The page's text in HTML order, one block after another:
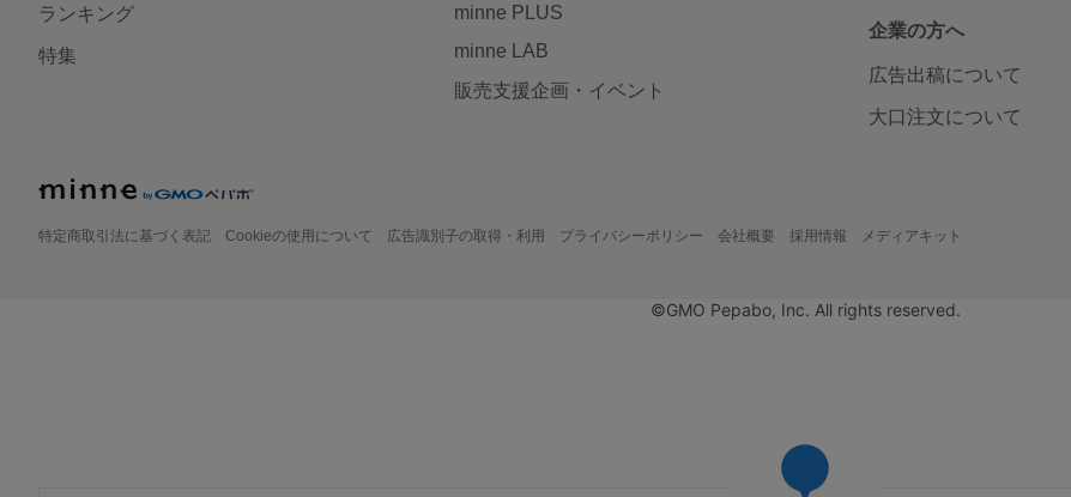
ランキング
特集
minne PLUS
minne LAB
販売支援企画・イベント
企業の方へ
広告出稿について
大口注文について
特定商取引法に基づく表記 Cookieの使用について 広告識別子の取得・利用 プライバシーポリシー 会社概要 採用情報 メディアキット
©GMO Pepabo, Inc. All rights reserved.